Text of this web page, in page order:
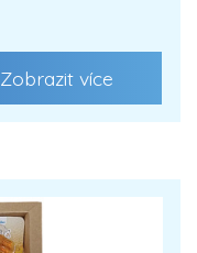
Zobrazit více